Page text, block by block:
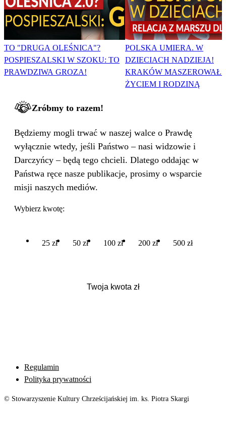
TO "DRUGA OLEŚNICA"?
POSPIESZALSKI W SZOKU: TO
PRAWDZIWA GROZA!
POLSKA UMIERA. W
DZIECIACH NADZIEJA!
KRAKÓW MASZEROWAŁ
ŻYCIEM I RODZINĄ
Zróbmy to razem!
Będziemy mogli trwać w naszej walce o Prawdę
wyłącznie wtedy, jeśli Państwo – nasi widzowie i
Darczyńcy – będą tego chcieli. Dlatego oddając w
Państwa ręce nasze publikacje, prosimy o wsparcie
misji naszych mediów.
Wybierz kwotę:
25 zł 50 zł 100 zł 200 zł 500 zł
Regulamin
Polityka prywatności
© Stowarzyszenie Kultury Chrześcijańskiej im. ks. Piotra Skargi